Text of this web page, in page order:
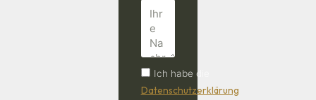
Ich habe die
Datenschutzerklärung